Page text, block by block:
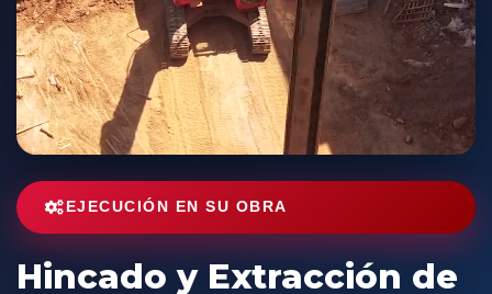
EJECUCIÓN EN SU OBRA
Hincado y Extracción de